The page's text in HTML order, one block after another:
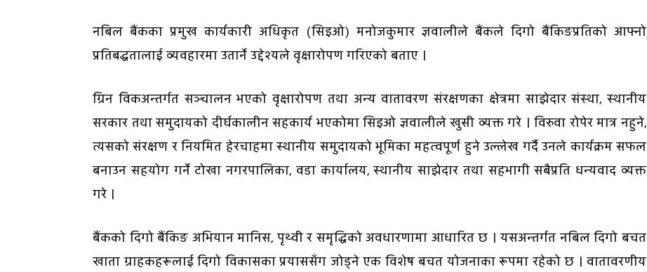
नबिल बैंकका प्रमुख कार्यकारी अधिकृत (सिइओ) मनोजकुमार ज्ञवालीले बैंकले दिगो बैंकिङप्रतिको आफ्नो
प्रतिबद्धतालाई व्यवहारमा उतार्ने उद्देश्यले वृक्षारोपण गरिएको बताए ।
ग्रिन विकअन्तर्गत सञ्चालन भएको वृक्षारोपण तथा अन्य वातावरण संरक्षणका क्षेत्रमा साझेदार संस्था, स्थानीय
सरकार तथा समुदायको दीर्घकालीन सहकार्य भएकोमा सिइओ ज्ञवालीले खुसी व्यक्त गरे । विरुवा रोपेर मात्र नहुने,
त्यसको संरक्षण र नियमित हेरचाहमा स्थानीय समुदायको भूमिका महत्वपूर्ण हुने उल्लेख गर्दै उनले कार्यक्रम सफल
बनाउन सहयोग गर्ने टोखा नगरपालिका, वडा कार्यालय, स्थानीय साझेदार तथा सहभागी सबैप्रति धन्यवाद व्यक्त
गरे ।
बैंकको दिगो बैंकिङ अभियान मानिस, पृथ्वी र समृद्धिको अवधारणामा आधारित छ । यसअन्तर्गत नबिल दिगो बचत
खाता ग्राहकहरूलाई दिगो विकासका प्रयाससँग जोड्ने एक विशेष बचत योजनाका रूपमा रहेको छ । वातावरणीय